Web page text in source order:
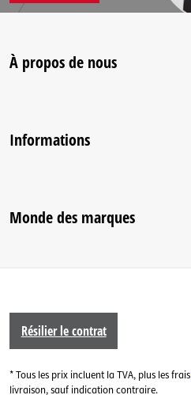
À propos de nous
Informations
Monde des marques
Résilier le contrat
* Tous les prix incluent la TVA, plus les frais
livraison, sauf indication contraire.